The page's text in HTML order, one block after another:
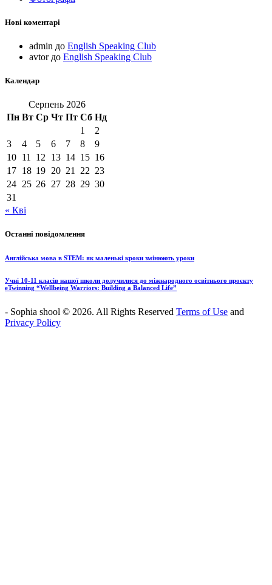
Нові коментарі
admin до English Speaking Club
avtorдо English Speaking Club
Календар
Серпень 2026
Пн Вт Ср Чт Пт Сб Нд
1
2
3
4 5 6 7 8
9
10 11 12 13 14 15 16
17 18 19 20 21 22 23
24 25 26 27 28 29 30
31
« Кві
Останні повідомлення
Англійська мова в STEM: як маленькі кроки змінюють уроки
Учні 10-11 класів нашої школи долучилися до міжнародного освітнього проєкту
eTwinning “Wellbeing Warriors: Building a Balanced Life”
- Sophia shool © 2026. All Rights Reserved Terms of Use and
Privacy Policy